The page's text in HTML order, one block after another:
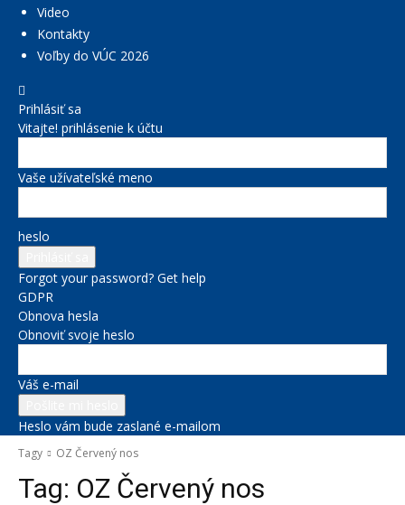
Video
Kontakty
Voľby do VÚC 2026
Prihlásiť sa
Vitajte! prihlásenie k účtu
Vaše užívateľské meno
heslo
Forgot your password? Get help
GDPR
Obnova hesla
Obnoviť svoje heslo
Váš e-mail
Heslo vám bude zaslané e-mailom
Tagy OZ Červený nos
Tag: OZ Červený nos